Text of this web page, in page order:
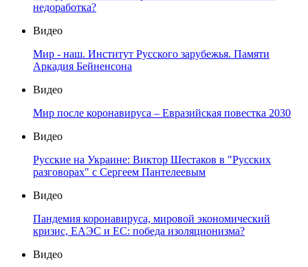
недоработка?
Видео
Мир - наш. Институт Русского зарубежья. Памяти
Аркадия Бейненсона
Видео
Мир после коронавируса – Евразийская повестка 2030
Видео
Русские на Украине: Виктор Шестаков в "Русских
разговорах" с Сергеем Пантелеевым
Видео
Пандемия коронавируса, мировой экономический
кризис, ЕАЭС и ЕС: победа изоляционизма?
Видео